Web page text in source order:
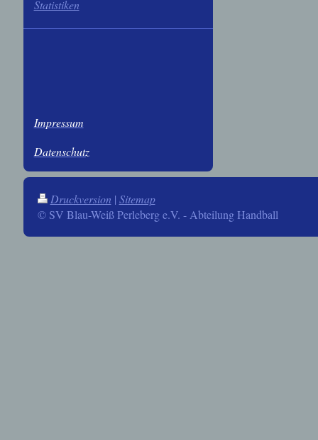
Statistiken
Impressum
Datenschutz
Druckversion | Sitemap
© SV Blau-Weiß Perleberg e.V. - Abteilung Handball